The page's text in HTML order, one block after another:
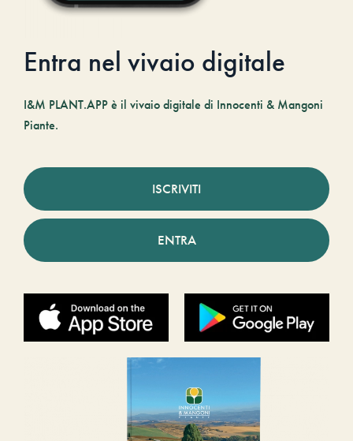
Entra nel vivaio digitale
I&M PLANT.APP è il vivaio digitale di Innocenti & Mangoni
Piante.
ISCRIVITI
ENTRA